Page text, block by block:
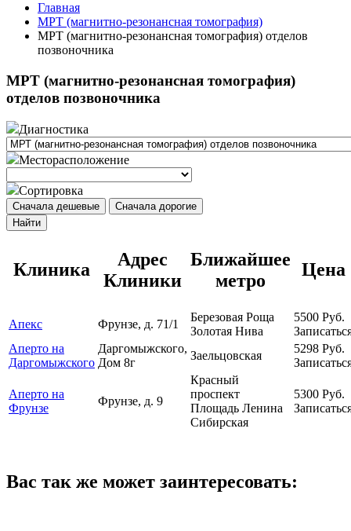
Главная
МРТ (магнитно-резонансная томография)
МРТ (магнитно-резонансная томография) отделов
позвоночника
МРТ (магнитно-резонансная томография)
отделов позвоночника
Диагностика
Месторасположение
Сортировка
Сначала дешевые
Сначала дорогие
Найти
Клиника
Адрес
Клиники
Ближайшее
метро
Цена
Апекс Фрунзе, д. 71/1
Березовая Роща
Золотая Нива
5500 Руб.
Аперто на
Даргомыжского
Даргомыжского,
Дом 8г
Заельцовская
5298 Руб.
Аперто на
Фрунзе
Фрунзе, д. 9
Красный
проспект
Площадь Ленина
Сибирская
5300 Руб.
Вас так же может заинтересовать: